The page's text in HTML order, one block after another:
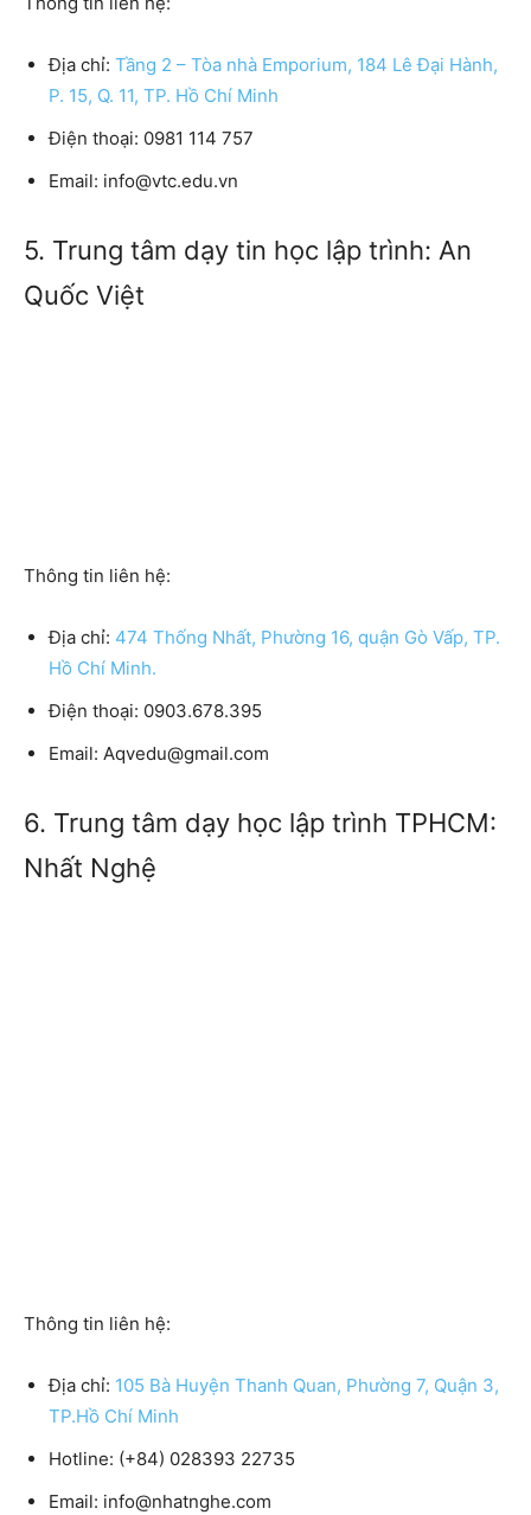
Địa chỉ: Tầng 2 – Tòa nhà Emporium, 184 Lê Đại Hành,
P. 15, Q. 11, TP. Hồ Chí Minh
Điện thoại: 0981 114 757
Email: info@vtc.edu.vn
5. Trung tâm dạy tin học lập trình: An
Quốc Việt
Thông tin liên hệ:
Địa chỉ: 474 Thống Nhất, Phường 16, quận Gò Vấp, TP.
Hồ Chí Minh.
Điện thoại: 0903.678.395
Email: Aqvedu@gmail.com
6. Trung tâm dạy học lập trình TPHCM:
Nhất Nghệ
Thông tin liên hệ:
Địa chỉ: 105 Bà Huyện Thanh Quan, Phường 7, Quận 3,
TP.Hồ Chí Minh
Hotline: (+84) 028393 22735
Email: info@nhatnghe.com